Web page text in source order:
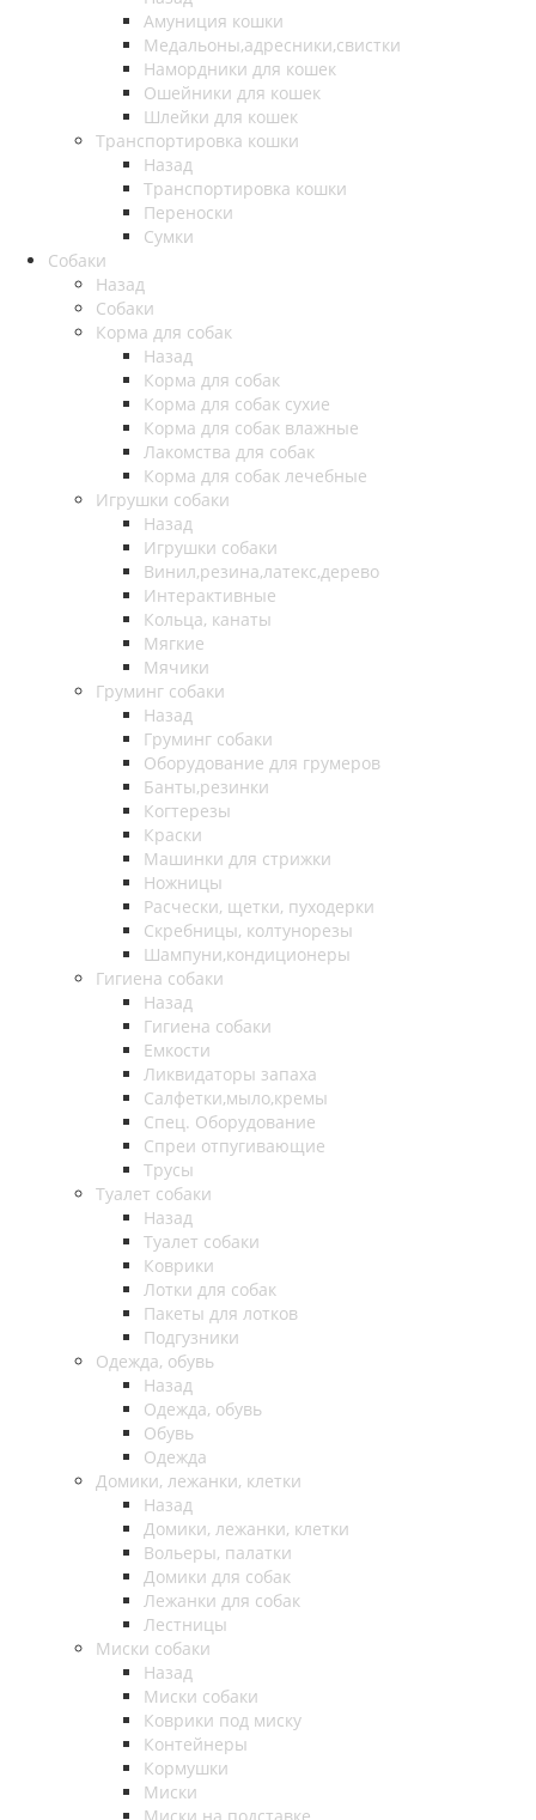
Амуниция кошки
Медальоны,адресники,свистки
Намордники для кошек
Ошейники для кошек
Шлейки для кошек
Транспортировка кошки
Назад
Транспортировка кошки
Переноски
Сумки
Собаки
Назад
Собаки
Корма для собак
Назад
Корма для собак
Корма для собак сухие
Корма для собак влажные
Лакомства для собак
Корма для собак лечебные
Игрушки собаки
Назад
Игрушки собаки
Винил,резина,латекс,дерево
Интерактивные
Кольца, канаты
Мягкие
Мячики
Груминг собаки
Назад
Груминг собаки
Оборудование для грумеров
Банты,резинки
Когтерезы
Краски
Машинки для стрижки
Ножницы
Расчески, щетки, пуходерки
Скребницы, колтунорезы
Шампуни,кондиционеры
Гигиена собаки
Назад
Гигиена собаки
Емкости
Ликвидаторы запаха
Салфетки,мыло,кремы
Спец. Оборудование
Спреи отпугивающие
Трусы
Туалет собаки
Назад
Туалет собаки
Коврики
Лотки для собак
Пакеты для лотков
Подгузники
Одежда, обувь
Назад
Одежда, обувь
Обувь
Одежда
Домики, лежанки, клетки
Назад
Домики, лежанки, клетки
Вольеры, палатки
Домики для собак
Лежанки для собак
Лестницы
Миски собаки
Назад
Миски собаки
Коврики под миску
Контейнеры
Кормушки
Миски